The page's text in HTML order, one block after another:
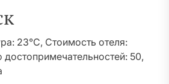
23°C, Стоимость отеля:
50,